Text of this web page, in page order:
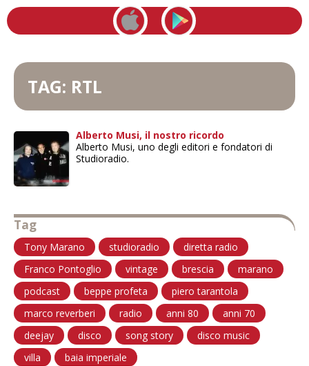
Walk The Dinosaur
TAG: RTL
Alberto Musi, il nostro ricordo
Alberto Musi, uno degli editori e fondatori di
Studioradio.
Tag
Tony Marano studioradio
diretta radio
Franco Pontoglio
vintage brescia
marano
podcast
beppe profeta
piero tarantola
marco reverberi
radio anni 80
anni 70
deejay
disco song story
disco music
villa
baia imperiale